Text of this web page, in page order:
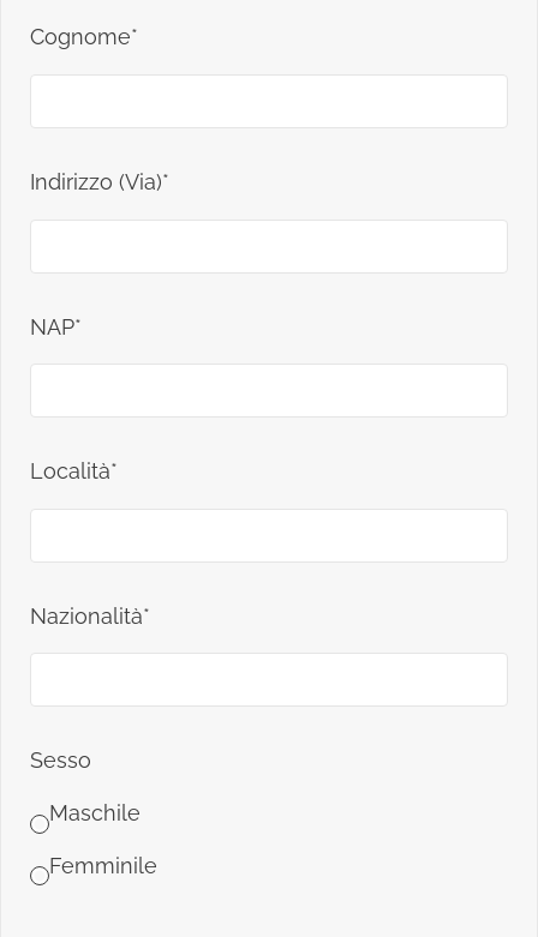
Cognome*
Indirizzo (Via)*
NAP*
Località*
Nazionalità*
Sesso
Maschile
Femminile